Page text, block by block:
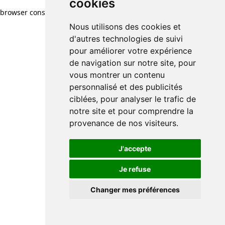
cookies
Nous utilisons des cookies et
d'autres technologies de suivi
pour améliorer votre expérience
de navigation sur notre site, pour
vous montrer un contenu
personnalisé et des publicités
ciblées, pour analyser le trafic de
notre site et pour comprendre la
provenance de nos visiteurs.
J'accepte
Je refuse
Changer mes préférences
browser console for more information)